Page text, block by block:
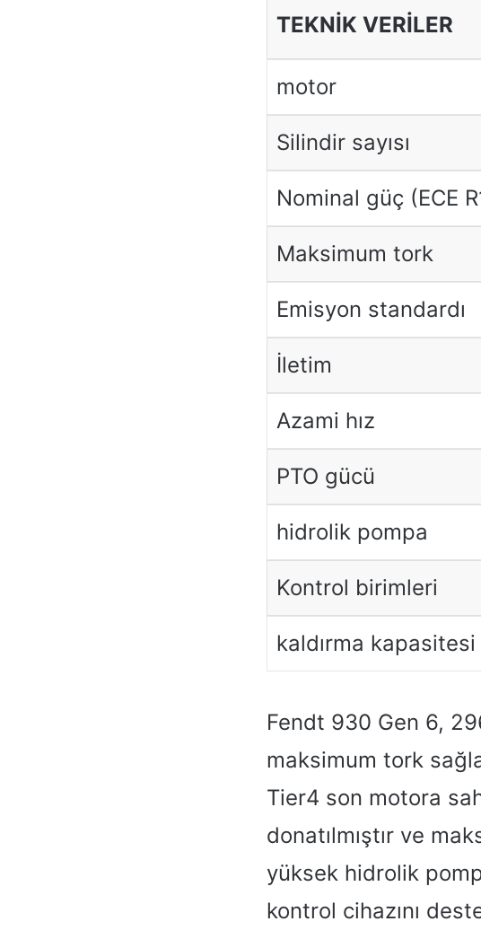
TEKNİK VERİLER
motor
Silindir sayısı
Nominal güç (ECE
Maksimum tork
Emisyon standardı
İletim
Azami hız
PTO gücü
hidrolik pompa
Kontrol birimleri
kaldırma kapasitesi
Fendt 930 Gen 6,
maksimum tork
Tier4 son motora
donatılmıştır ve
yüksek hidrolik
kontrol cihazını